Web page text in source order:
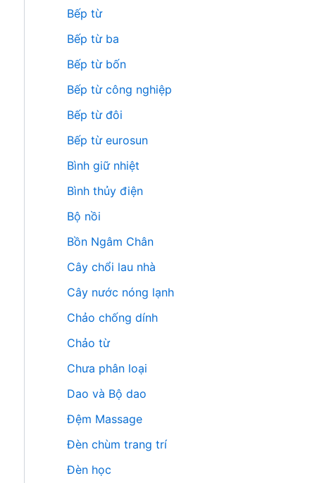
Bếp từ
Bếp từ ba
Bếp từ bốn
Bếp từ công nghiệp
Bếp từ đôi
Bếp từ eurosun
Bình giữ nhiệt
Bình thủy điện
Bộ nồi
Bồn Ngâm Chân
Cây chổi lau nhà
Cây nước nóng lạnh
Chảo chống dính
Chảo từ
Chưa phân loại
Dao và Bộ dao
Đệm Massage
Đèn chùm trang trí
Đèn học